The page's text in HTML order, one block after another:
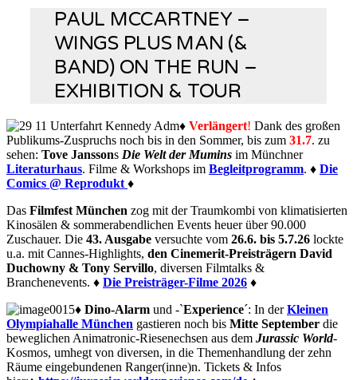
PAUL MCCARTNEY –
WINGS PLUS MAN (&
BAND) ON THE RUN –
EXHIBITION & TOUR
♦ Verlängert! Dank des großen
Publikums-Zuspruchs noch bis in den Sommer, bis zum 31.7. zu
sehen: Tove Janssons Die Welt der Mumins im Münchner
Literaturhaus. Filme & Workshops im Begleitprogramm. ♦ Die
Comics @ Reprodukt♦
Das Filmfest München zog mit der Traumkombi von klimatisierten
Kinosälen & sommerabendlichen Events heuer über 90.000
Zuschauer. Die 43. Ausgabe versuchte vom 26.6. bis 5.7.26 lockte
u.a. mit Cannes-Highlights, den Cinemerit-Preisträgern David
Duchowny & Tony Servillo, diversen Filmtalks &
Branchenevents. ♦ Die Preisträger-Filme 2026 ♦
♦ Dino-Alarm und -`Experience´: In derKleinen
Olympiahalle München gastieren noch bis Mitte September die
beweglichen Animatronic-Riesenechsen aus dem Jurassic World-
Kosmos, umhegt von diversen, in die Themenhandlung der zehn
Räume eingebundenen Ranger(inne)n. Tickets & Infos